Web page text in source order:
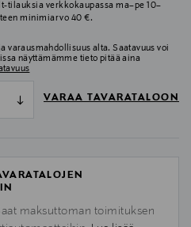
tilauksia verkkokaupassa ma–pe 10–
minimiarvo 40 €.
varausmahdollisuus alta. Saatavuus voi
näyttämämme tieto pitää aina
VARAA TAVARATALOON
maksuttoman toimituksen